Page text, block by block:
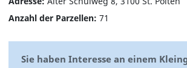
Anzahl der Parzellen: 71
Sie haben Interesse an einem